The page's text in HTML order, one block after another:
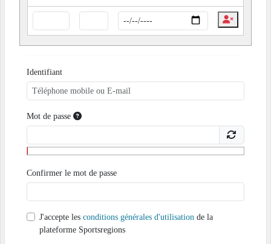
Identifiant
Mot de passe
Confirmer le mot de passe
J'accepte les conditions générales d'utilisation de la
plateforme Sportsregions